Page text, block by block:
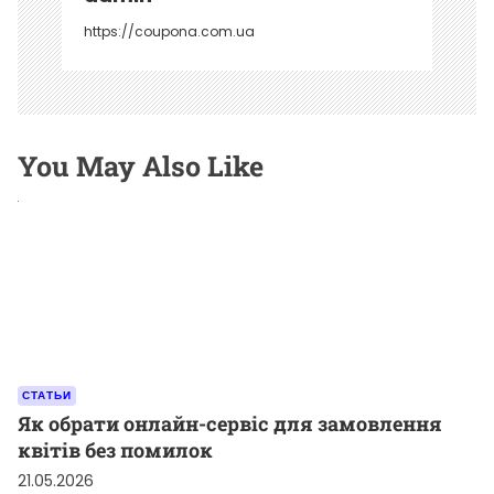
м
https://coupona.com.ua
You May Also Like
СТАТЬИ
Як обрати онлайн-сервіс для замовлення
квітів без помилок
21.05.2026